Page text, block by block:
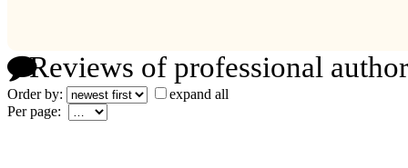
Reviews of professional
Order by:
expand all
Per page: